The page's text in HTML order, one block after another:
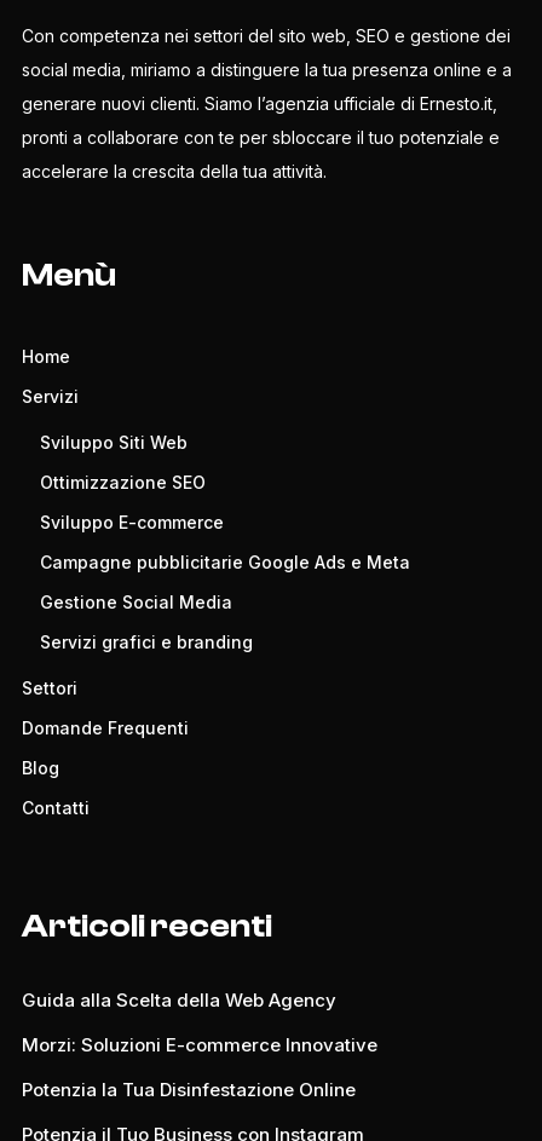
Con competenza nei settori del sito web, SEO e gestione dei
social media, miriamo a distinguere la tua presenza online e a
generare nuovi clienti. Siamo l’agenzia ufficiale di Ernesto.it,
pronti a collaborare con te per sbloccare il tuo potenziale e
accelerare la crescita della tua attività.
Menù
Home
Servizi
Sviluppo Siti Web
Ottimizzazione SEO
Sviluppo E-commerce
Campagne pubblicitarie Google Ads e Meta
Gestione Social Media
Servizi grafici e branding
Settori
Domande Frequenti
Blog
Contatti
Articoli recenti
Guida alla Scelta della Web Agency
Morzi: Soluzioni E-commerce Innovative
Potenzia la Tua Disinfestazione Online
Potenzia il Tuo Business con Instagram